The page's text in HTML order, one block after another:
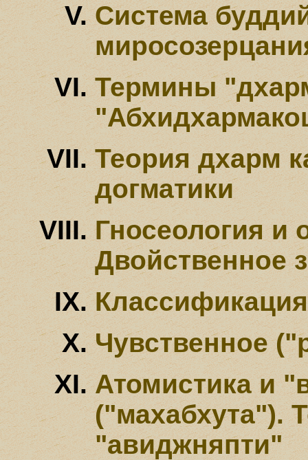
Система
Термины
Теория дхарм
догматики
Гносеология и
Двойственное
Чувственное
Атомистика и
("махабхута").
"авиджняпти"